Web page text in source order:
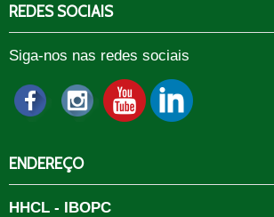
REDES SOCIAIS
Siga-nos nas redes sociais
ENDEREÇO
HHCL - IBOPC